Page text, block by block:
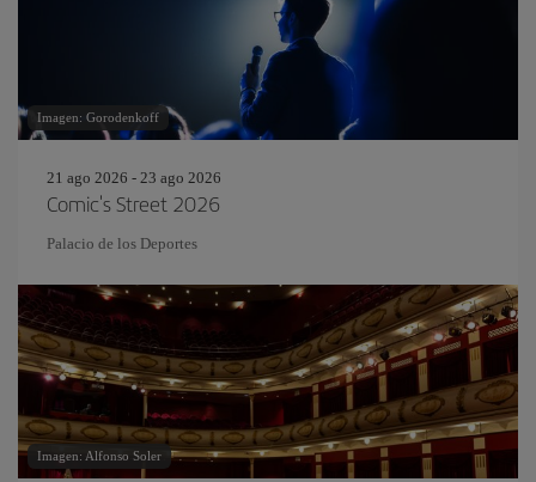
Imagen: Gorodenkoff
21 ago 2026 - 23 ago 2026
Comic's Street 2026
Palacio de los Deportes
Imagen: Alfonso Soler